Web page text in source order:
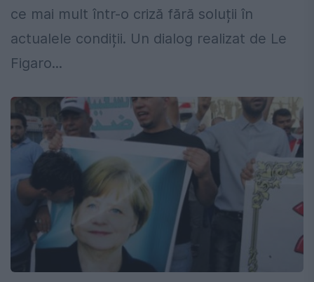
ce mai mult într-o criză fără soluții în
actualele condiții. Un dialog realizat de Le
Figaro...